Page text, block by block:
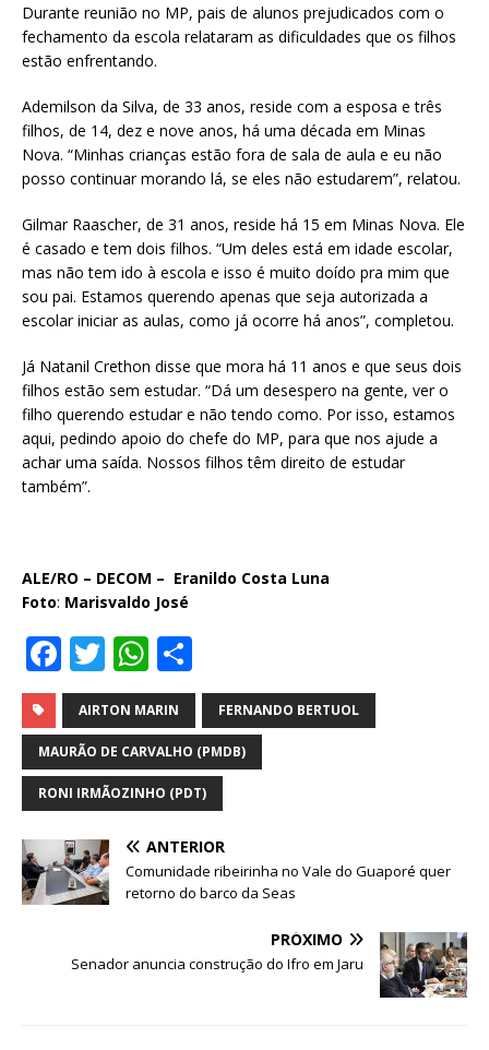
Durante reunião no MP, pais de alunos prejudicados com o
fechamento da escola relataram as dificuldades que os filhos
estão enfrentando.
Ademilson da Silva, de 33 anos, reside com a esposa e três
filhos, de 14, dez e nove anos, há uma década em Minas
Nova. “Minhas crianças estão fora de sala de aula e eu não
posso continuar morando lá, se eles não estudarem”, relatou.
Gilmar Raascher, de 31 anos, reside há 15 em Minas Nova. Ele
é casado e tem dois filhos. “Um deles está em idade escolar,
mas não tem ido à escola e isso é muito doído pra mim que
sou pai. Estamos querendo apenas que seja autorizada a
escolar iniciar as aulas, como já ocorre há anos”, completou.
Já Natanil Crethon disse que mora há 11 anos e que seus dois
filhos estão sem estudar. “Dá um desespero na gente, ver o
filho querendo estudar e não tendo como. Por isso, estamos
aqui, pedindo apoio do chefe do MP, para que nos ajude a
achar uma saída. Nossos filhos têm direito de estudar
também”.
ALE/RO – DECOM – Eranildo Costa Luna
Foto: Marisvaldo José
F
a
c
e
b
o
o
k
T
w
it
te
r
W
h
at
s
A
p
h
ar
e
AIRTON MARIN FERNANDO BERTUOL
MAURÃO DE CARVALHO (PMDB)
RONI IRMÃOZINHO (PDT)
ANTERIOR
Comunidade ribeirinha no Vale do Guaporé quer
retorno do barco da Seas
PRÓXIMO
Senador anuncia construção do Ifro em Jaru